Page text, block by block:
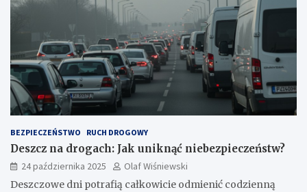
BEZPIECZEŃSTWO RUCH DROGOWY
Deszcz na drogach: Jak uniknąć niebezpieczeństw?
24 października 2025
Olaf Wiśniewski
Deszczowe dni potrafią całkowicie odmienić codzienną